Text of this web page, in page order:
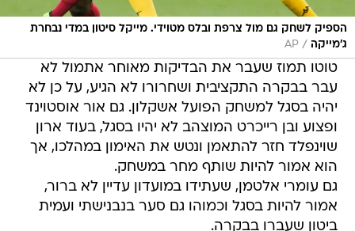
הספיק לשחק גם מול צרפת ובלס מטוידי. מייקל סיטון במדי נבחרת
ג'מייקה /
AP
טוטו תמוז שעבר את הבדיקות מאוחר אתמול לא
עבר בבקרה התקציבית ושחרורו לא הגיע, על כן לא
יהיה בסגל למשחק הפועל אשקלון. גם אור אוסטוינד
ופצוע ובן רייכרט המוצהב לא יהיו בסגל, בעוד ארון
שוינפלד חזר להתאמן ונטש את האימון במהלכו, אך
הוא אמור להיות שותף מחר במשחק.
גם עומרי אלטמן, שעתידו במועדון עדיין לא ברור,
אמור להיות בסגל וכמוהו גם סער בנבנישתי ועמית
ביטון שעברו בבקרה.